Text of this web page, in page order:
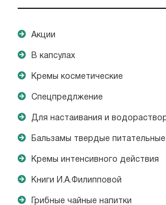
Акции
В капсулах
Кремы косметические
Спецпредлжение
Для настаивания и
Бальзамы твердые питательные
Кремы интенсивного действия
Книги И.А.Филипповой
Грибные чайные напитки